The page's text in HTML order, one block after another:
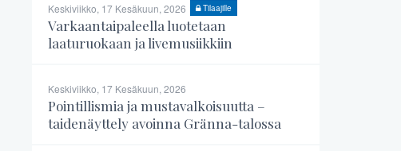
Keskiviikko, 17 Kesäkuun, 2026 Tilaajille
Varkaantaipaleella luotetaan
laaturuokaan ja livemusiikkiin
Keskiviikko, 17 Kesäkuun, 2026
Pointillismia ja mustavalkoisuutta –
taidenäyttely avoinna Gränna-talossa